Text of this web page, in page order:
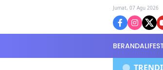
Jumat, 07 Agu 2026
BERANDA
Batu Pertama Pembangunan